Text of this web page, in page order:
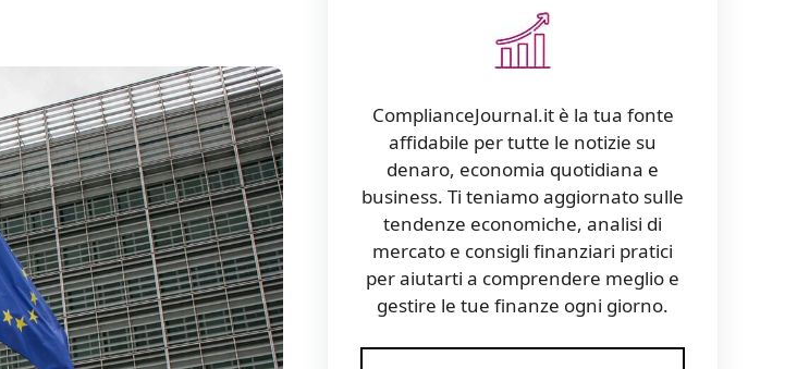
ComplianceJournal.it è la tua fonte
affidabile per tutte le notizie su
denaro, economia quotidiana e
business. Ti teniamo aggiornato sulle
tendenze economiche, analisi di
mercato e consigli finanziari pratici
per aiutarti a comprendere meglio e
gestire le tue finanze ogni giorno.